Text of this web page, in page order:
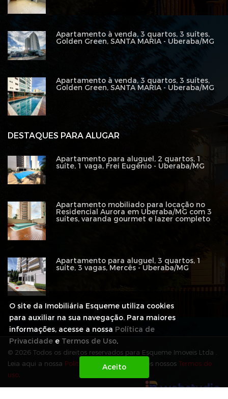
DESTAQUES PARA ALUGAR
Apartamento para aluguel, 2 quartos, 1
suíte, 1 vaga, Frei Eugênio - Uberaba/MG
Apartamento mobiliado para locação no
Residencial Aurora em Uberaba/MG com 3
suítes, varanda gourmet e lazer completo
Apartamento para aluguel, 3 quartos, 1
suíte, 3 vagas, Mercês - Uberaba/MG
Apartamento à venda, 3 quartos, 3 suítes,
Golden Green, SANTA MARIA - Uberaba/MG
Apartamento à venda, 3 quartos, 3 suítes,
Golden Green, SANTA MARIA - Uberaba/MG
© 2026 Todos os direitos reservados para Esqueme Imoveis Ltda .
Leia aqui a nossa Política de Privacidade e os nossos Termos de
uso.
O site da Imobiliária Esqueme utiliza cookies
para auxiliar na sua navegação. Para maiores
informações, acesse a nossa Política de
Privacidade e Termos de Uso.